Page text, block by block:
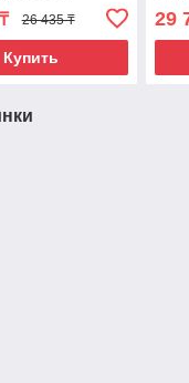
26 435 ₸
Купить
29